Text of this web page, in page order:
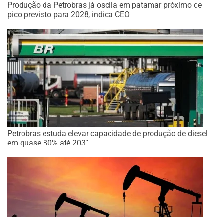
Produção da Petrobras já oscila em patamar próximo de
pico previsto para 2028, indica CEO
Petrobras estuda elevar capacidade de produção de diesel
em quase 80% até 2031